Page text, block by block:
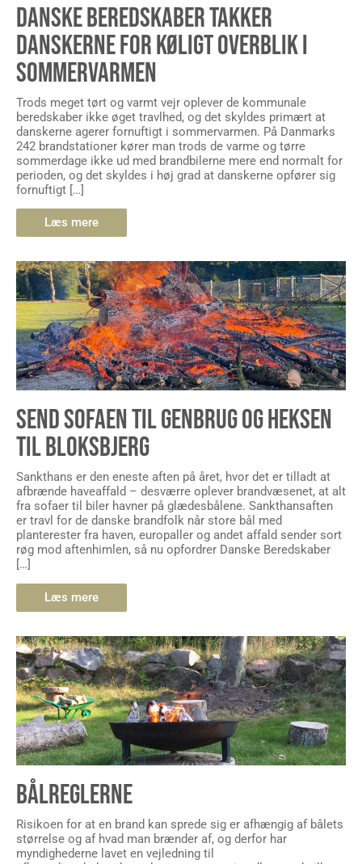
DANSKE BEREDSKABER TAKKER
DANSKERNE FOR KØLIGT OVERBLIK I
SOMMERVARMEN
Trods meget tørt og varmt vejr oplever de kommunale
beredskaber ikke øget travlhed, og det skyldes primært at
danskerne agerer fornuftigt i sommervarmen. På Danmarks
242 brandstationer kører man trods de varme og tørre
sommerdage ikke ud med brandbilerne mere end normalt for
perioden, og det skyldes i høj grad at danskerne opfører sig
fornuftigt […]
Læs mere
SEND SOFAEN TIL GENBRUG OG HEKSEN
TIL BLOKSBJERG
Sankthans er den eneste aften på året, hvor det er tilladt at
afbrænde haveaffald – desværre oplever brandvæsenet, at alt
fra sofaer til biler havner på glædesbålene. Sankthansaften
er travl for de danske brandfolk når store bål med
planterester fra haven, europaller og andet affald sender sort
røg mod aftenhimlen, så nu opfordrer Danske Beredskaber
[…]
Læs mere
BÅLREGLERNE
Risikoen for at en brand kan sprede sig er afhængig af bålets
størrelse og af hvad man brænder af, og derfor har
myndighederne lavet en vejledning til